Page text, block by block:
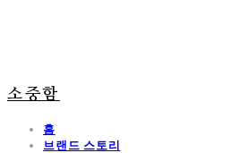
소중함
홈
브랜드 스토리